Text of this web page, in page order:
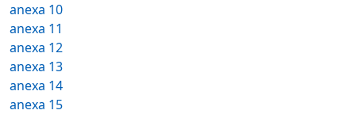
anexa 10
anexa 11
anexa 12
anexa 13
anexa 14
anexa 15